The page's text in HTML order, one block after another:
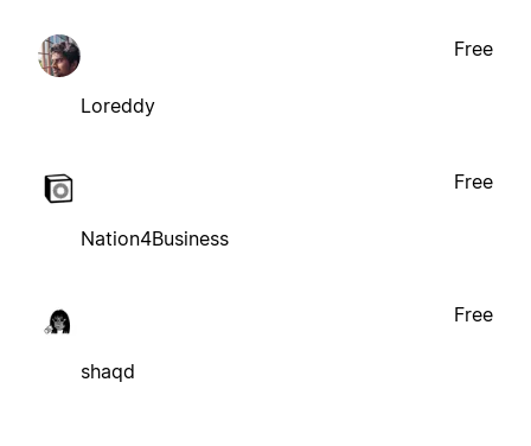
Loreddy
Free
Nation4Business
Free
shaqd
Free